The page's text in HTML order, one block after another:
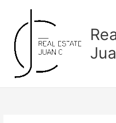
content